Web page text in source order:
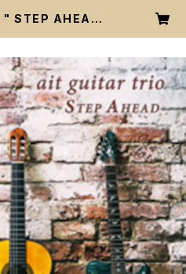
AHEAD "